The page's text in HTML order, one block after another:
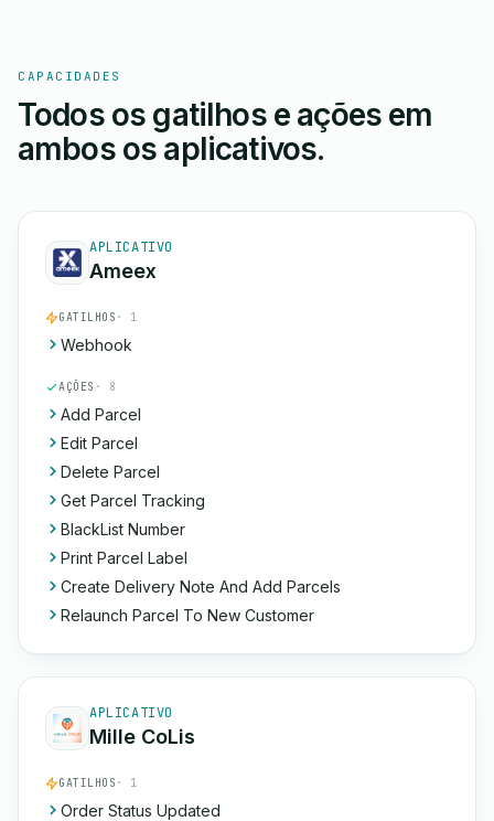
CAPACIDADES
Todos os gatilhos e ações em
ambos os aplicativos.
APLICATIVO
Ameex
GATILHOS · 1
Webhook
AÇÕES · 8
Add Parcel
Edit Parcel
Delete Parcel
Get Parcel Tracking
BlackList Number
Print Parcel Label
Create Delivery Note And Add Parcels
Relaunch Parcel To New Customer
APLICATIVO
Mille CoLis
GATILHOS · 1
Order Status Updated